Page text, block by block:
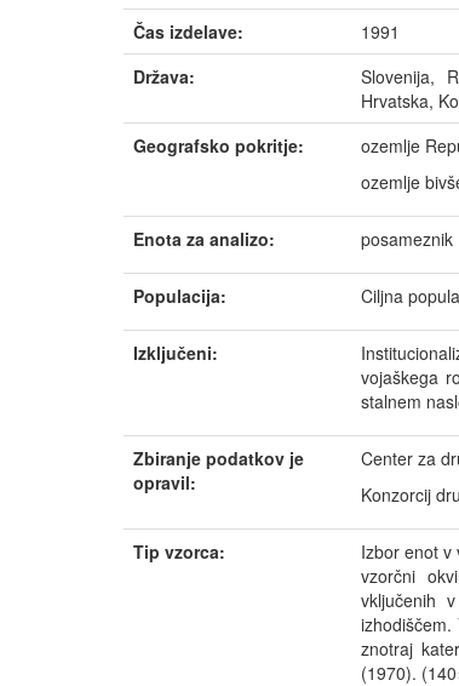
Čas izdelave:
1991
Država:
Slovenija,
Hrvatska,
Geografsko pokritje:
ozemlje
ozemlje
Enota za analizo: posameznik
Populacija: Ciljna
Izključeni:
vojaškega
stalnem
Zbiranje podatkov je
opravil:
Center za
Konzorcij
Tip vzorca:
Izbor enot v
vzorčni
vključenih
znotraj
(1970).